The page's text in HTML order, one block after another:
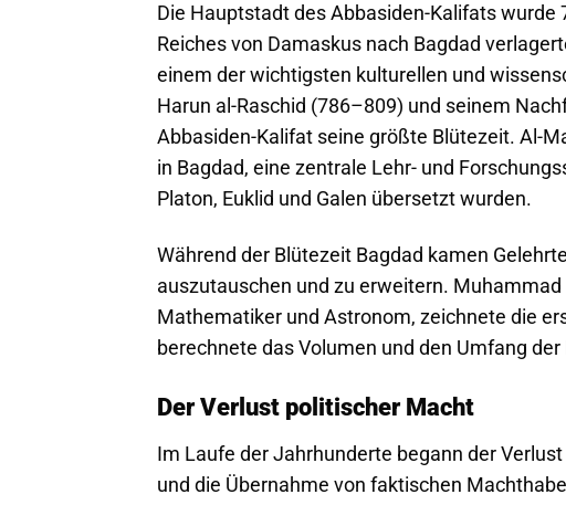
Die Hauptstadt des Abbasiden-Kalifats
Reiches von Damaskus nach Bagdad
einem der wichtigsten kulturellen und
Harun al-Raschid (786–809) und seinem
Abbasiden-Kalifat seine größte Blütezeit. Al-
in Bagdad, eine zentrale Lehr- und
Platon, Euklid und Galen übersetzt wurden.
Während der Blütezeit Bagdad kamen
auszutauschen und zu erweitern.
Mathematiker und Astronom, zeichnete die
berechnete das Volumen und den Umfang der
Der Verlust politischer Macht
Im Laufe der Jahrhunderte begann der
und die Übernahme von faktischen